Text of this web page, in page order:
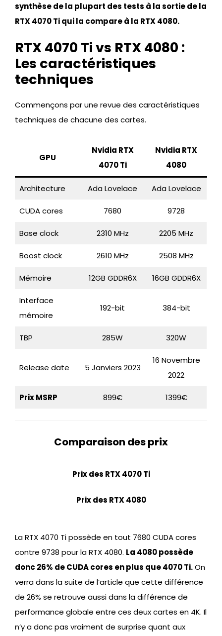
synthèse de la plupart des tests à la sortie de la
RTX 4070 Ti qui la compare à la RTX 4080.
RTX 4070 Ti vs RTX 4080 :
Les caractéristiques
techniques
Commençons par une revue des caractéristiques
techniques de chacune des cartes.
GPU
Nvidia RTX
4070 Ti
Nvidia RTX
4080
Architecture Ada Lovelace Ada Lovelace
CUDA cores 7680 9728
Base clock 2310 MHz 2205 MHz
Boost clock 2610 MHz 2508 MHz
Mémoire 12GB GDDR6X 16GB GDDR6X
Interface
mémoire
192-bit 384-bit
TBP 285W 320W
Release date 5 Janviers 2023
16 Novembre
2022
Prix MSRP 899€ 1399€
Comparaison des prix
Prix des RTX 4070 Ti
Prix des RTX 4080
La RTX 4070 Ti possède en tout 7680 CUDA cores
contre 9738 pour la RTX 4080. La 4080 possède
donc 26% de CUDA cores en plus que 4070 Ti.On
verra dans la suite de l’article que cette différence
de 26% se retrouve aussi dans la différence de
performance globale entre ces deux cartes en 4K. Il
n’y a donc pas vraiment de surprise quant aux